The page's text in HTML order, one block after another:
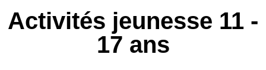
Activités jeunesse 11 -
17 ans